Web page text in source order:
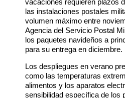
vacaciones requieren plazos
las instalaciones postales
volumen máximo entre
Agencia del Servicio Postal
los paquetes navideños a
para su entrega en diciembre.
Los despliegues en verano
como las temperaturas
alimentos y los aparatos
sensibilidad específica de los